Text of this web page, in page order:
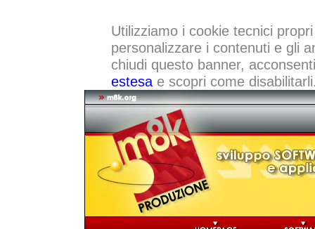
Utilizziamo i cookie tecnici
personalizzare i contenuti e gli
chiudi questo banner,
estesae scopri come